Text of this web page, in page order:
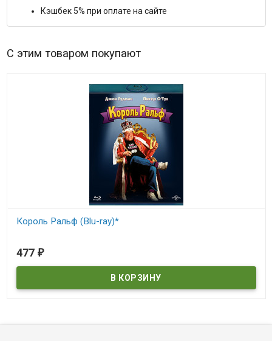
Кэшбек 5% при оплате на сайте
С этим товаром покупают
Король Ральф (Blu-ray)*
477 ₽